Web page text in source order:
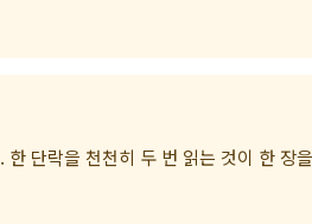
단락을 천천히 두 번 읽는 것이 한 장